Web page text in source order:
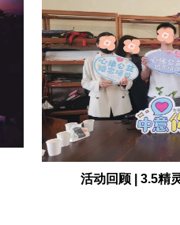
活动回顾 | 3.5精